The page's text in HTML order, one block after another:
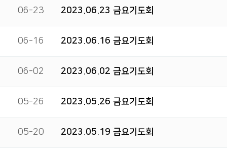
06-23 2023.06.23 금요기도회
06-16 2023.06.16 금요기도회
06-02 2023.06.02 금요기도회
05-26 2023.05.26 금요기도회
05-20 2023.05.19 금요기도회